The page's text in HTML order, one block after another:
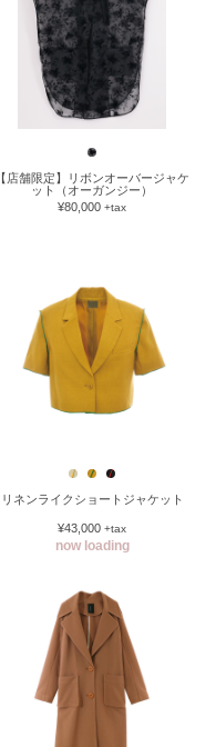
【店舗限定】リボンオーバージャケ
ット（オーガンジー）
¥80,000 +tax
リネンライクショートジャケット
¥43,000 +tax
now loading